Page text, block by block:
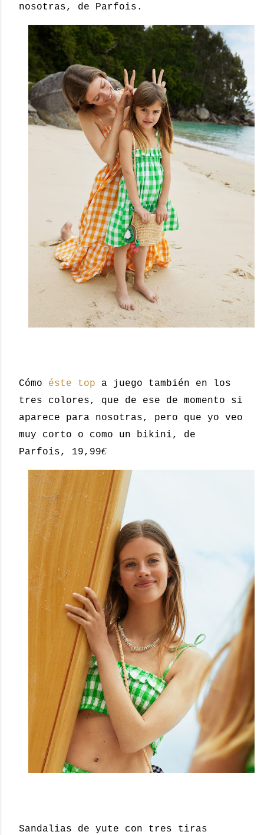
nosotras, de Parfois.
Cómo éste top a juego también en los
tres colores, que de ese de momento si
aparece para nosotras, pero que yo veo
muy corto o como un bikini, de
Parfois, 19,99€
Sandalias de yute con tres tiras